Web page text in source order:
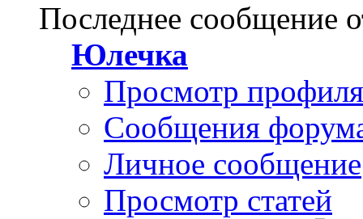
Последнее сообщение
Юлечка
Просмотр профиля
Сообщения
Личное сообщение
Просмотр статей